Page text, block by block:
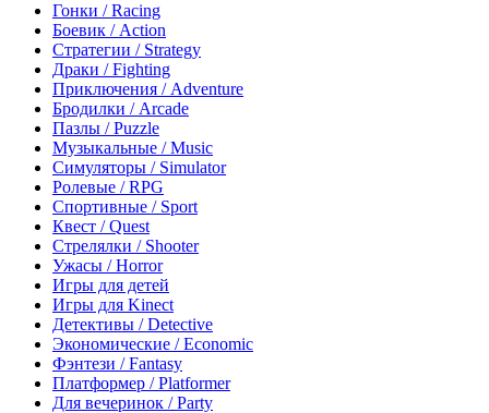
Гонки / Racing
Боевик / Action
Стратегии / Strategy
Драки / Fighting
Приключения / Adventure
Бродилки / Arcade
Пазлы / Puzzle
Музыкальные / Music
Симуляторы / Simulator
Ролевые / RPG
Спортивные / Sport
Квест / Quest
Стрелялки / Shooter
Ужасы / Horror
Игры для детей
Игры для Kinect
Детективы / Detective
Экономические / Economic
Фэнтези / Fantasy
Платформер / Platformer
Для вечеринок / Party